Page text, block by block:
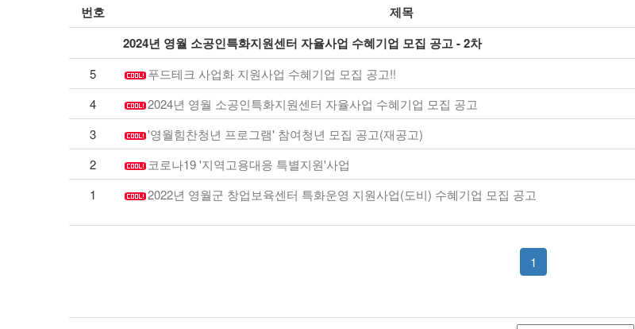
번호 제목
2024년 영월 소공인특화지원센터 자율사업 수혜기업 모집 공고 - 2차
5
푸드테크 사업화 지원사업 수혜기업 모집 공고!!
4
2024년 영월 소공인특화지원센터 자율사업 수혜기업 모집 공고
3
'영월힘찬청년 프로그램' 참여청년 모집 공고(재공고)
2
코로나19 '지역고용대응 특별지원'사업
1
2022년 영월군 창업보육센터 특화운영 지원사업(도비) 수혜기업 모집 공고
1